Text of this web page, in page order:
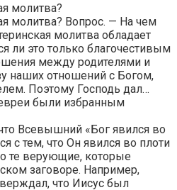
молитва?
молитва? Вопрос. — На чем
молитва обладает
ли это только благочестивым
между родителями и
наших отношений с Богом,
Поэтому Господь дал…
были избранным
Всевышний «Бог явился во
с тем, что Он явился во плоти
те верующие, которые
заговоре. Например,
что Иисус был